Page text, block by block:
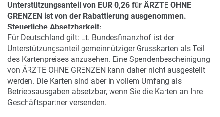
Unterstützungsanteil von EUR 0,26 für ÄRZTE OHNE
GRENZEN ist von der Rabattierung ausgenommen.
Steuerliche Absetzbarkeit:
Für Deutschland gilt: Lt. Bundesfinanzhof ist der
Unterstützungsanteil gemeinnütziger Grusskarten als Teil
des Kartenpreises anzusehen. Eine Spendenbescheinigung
von ÄRZTE OHNE GRENZEN kann daher nicht ausgestellt
werden. Die Karten sind aber in vollem Umfang als
Betriebsausgaben absetzbar, wenn Sie die Karten an Ihre
Geschäftspartner versenden.